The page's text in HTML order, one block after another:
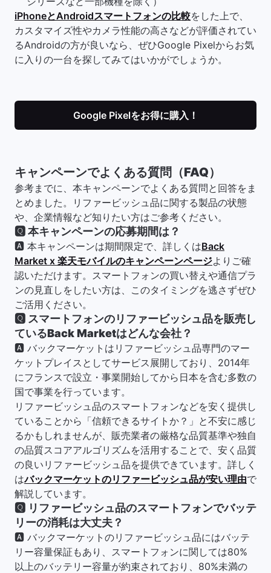
iPhoneとAndroidスマートフォンの比較をした上で、
カスタマイズ性やカメラ性能の高さなどが評価されてい
るAndroidの方が良いなら、ぜひGoogle Pixelからお気
に入りの一台を探してみてはいかがでしょうか。
Google Pixelをお得に購入！
キャンペーンでよくある質問（FAQ）
参考までに、本キャンペーンでよくある質問と回答をま
とめました。リファービッシュ品に関する製品の状態
や、企業情報など知りたい方はご参考ください。
🆀本キャンペーンの応募期間は？
🅰 本キャンペーンは期間限定で、詳しくはBack
Market x 楽天モバイルのキャンペーンページよりご確
認いただけます。スマートフォンの買い替えや通信プラ
ンの見直しをしたい方は、このタイミングを逃さずぜひ
ご活用ください。
🆀 スマートフォンのリファービッシュ品を販売し
ているBack Marketはどんな会社？
🅰 バックマーケットはリファービッシュ品専門のマー
ケットプレイスとしてサービス展開しており、2014年
にフランスで設立・事業開始してから日本を含む多数の
国で事業を行っています。
リファービッシュ品のスマートフォンなどを安く提供し
ていることから「信頼できるサイトか？」と不安に感じ
るかもしれませんが、販売業者の厳格な品質基準や独自
の品質スコアアルゴリズムを活用することで、安く品質
の良いリファービッシュ品を提供できています。詳しく
はバックマーケットのリファービッシュ品が安い理由で
解説しています。
🆀 リファービッシュ品のスマートフォンでバッテ
リーの消耗は大丈夫？
🅰 バックマーケットのリファービッシュ品にはバッテ
リー容量保証もあり、スマートフォンに関しては80%
以上のバッテリー容量が約束されており、80%未満の